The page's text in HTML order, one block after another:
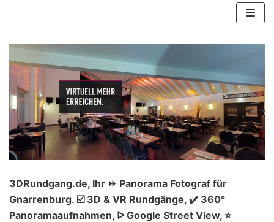
Inhalt
springen
3DRundgang.de, Ihr ⏩ Panorama Fotograf für
Gnarrenburg. ☑️ 3D & VR Rundgänge, ✔️ 360°
Panoramaaufnahmen, ᐅ Google Street View, ⭐